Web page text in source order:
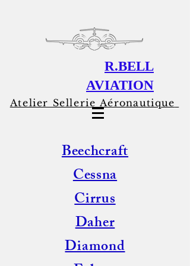
R.BELL
AVIATION
Atelier Sellerie Aéronautique
Beechcraft
Cessna
Cirrus
Daher
Diamond